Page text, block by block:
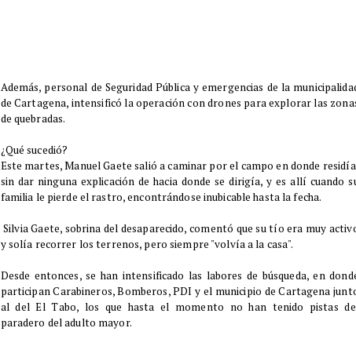
​Además, personal de Seguridad Pública y emergencias de la
de Cartagena, intensificó la operación con drones para explorar las
de quebradas.
¿Qué sucedió?
Este martes, Manuel Gaete salió a caminar por el campo en donde
sin dar ninguna explicación de hacia donde se dirigía, y es allí cuando
familia le pierde el rastro, encontrándose inubicable hasta la fecha.
Silvia Gaete, sobrina del desaparecido, comentó que su tío era muy
y solía recorrer los terrenos, pero siempre "volvía a la casa".
Desde entonces, se han intensificado las labores de búsqueda, en
participan Carabineros, Bomberos, PDI y el municipio de Cartagena
al del El Tabo, los que hasta el momento no han tenido pistas
paradero del adulto mayor.